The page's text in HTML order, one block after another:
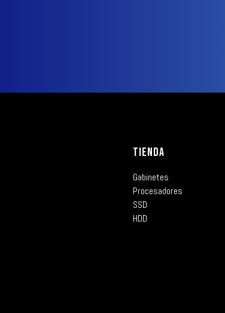
TIENDA
Gabinetes
Procesadores
SSD
HDD